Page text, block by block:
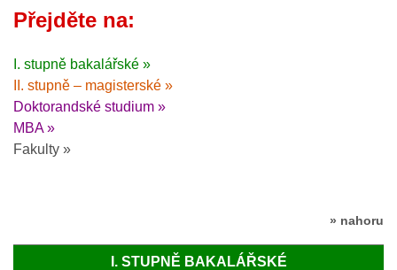
Přejděte na:
I. stupně bakalářské »
II. stupně – magisterské »
Doktorandské studium »
MBA »
Fakulty »
» nahoru
I. STUPNĚ BAKALÁŘSKÉ